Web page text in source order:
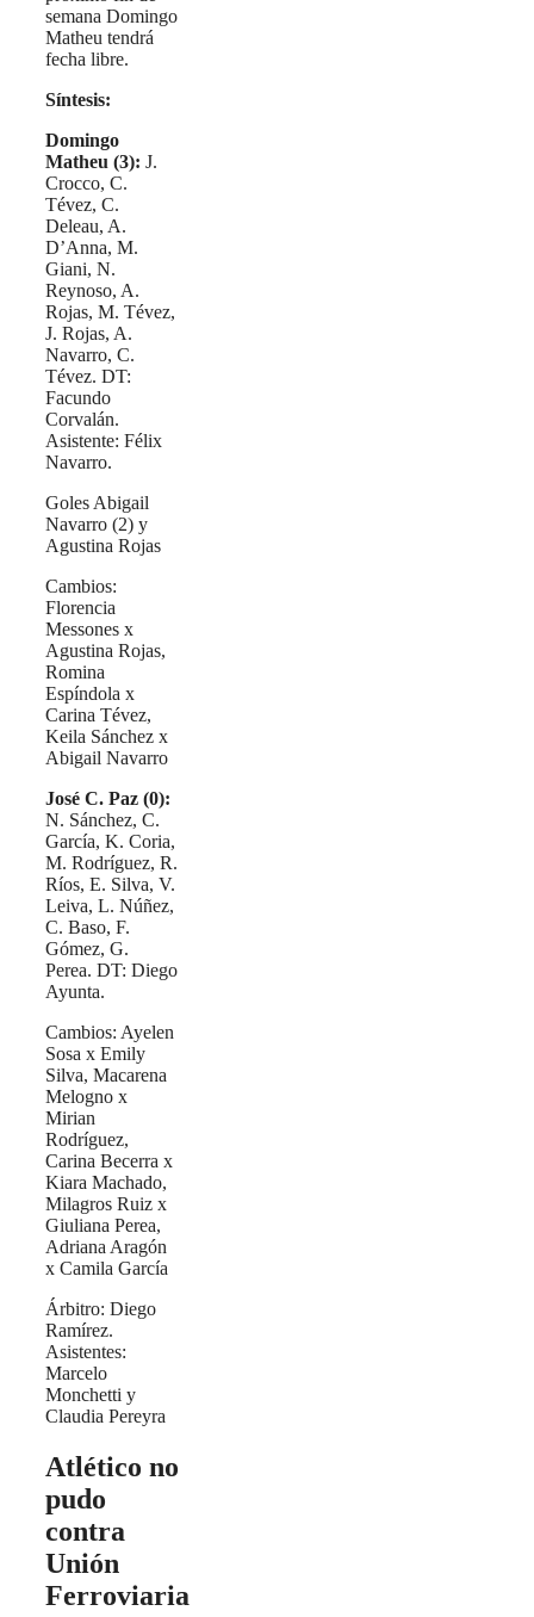
semana Domingo
Matheu tendrá
fecha libre.
Síntesis:
Domingo
Matheu (3): J.
Crocco, C.
Tévez, C.
Deleau, A.
D’Anna, M.
Giani, N.
Reynoso, A.
Rojas, M. Tévez,
J. Rojas, A.
Navarro, C.
Tévez. DT:
Facundo
Corvalán.
Asistente: Félix
Navarro.
Goles Abigail
Navarro (2) y
Agustina Rojas
Cambios:
Florencia
Messones x
Agustina Rojas,
Romina
Espíndola x
Carina Tévez,
Keila Sánchez x
Abigail Navarro
José C. Paz (0):
N. Sánchez, C.
García, K. Coria,
M. Rodríguez, R.
Ríos, E. Silva, V.
Leiva, L. Núñez,
C. Baso, F.
Gómez, G.
Perea. DT: Diego
Ayunta.
Cambios: Ayelen
Sosa x Emily
Silva, Macarena
Melogno x
Mirian
Rodríguez,
Carina Becerra x
Kiara Machado,
Milagros Ruiz x
Giuliana Perea,
Adriana Aragón
x Camila García
Árbitro: Diego
Ramírez.
Asistentes:
Marcelo
Monchetti y
Claudia Pereyra
Atlético no
pudo
contra
Unión
Ferroviaria